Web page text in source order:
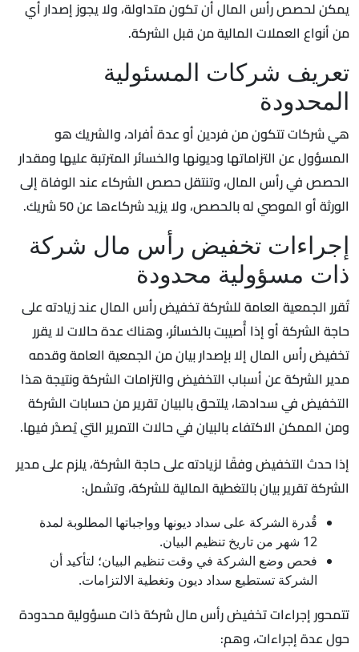
يمكن لحصص رأس المال أن تكون متداولة، ولا يجوز إصدار أي
من أنواع العملات المالية من قبل الشركة.
تعريف شركات المسئولية
المحدودة
هي شركات تتكون من فردين أو عدة أفراد، والشريك هو
المسؤول عن التزاماتها وديونها والخسائر المترتبة عليها ومقدار
الحصص في رأس المال، وتنتقل حصص الشركاء عند الوفاة إلى
الورثة أو الموصي له بالحصص، ولا يزيد شركاءها عن 50 شريك.
إجراءات تخفيض رأس مال شركة
ذات مسؤولية محدودة
تُقرر الجمعية العامة للشركة تخفيض رأس المال عند زيادته على
حاجة الشركة أو إذا أُصيبت بالخسائر، وهناك عدة حالات لا يقرر
تخفيض رأس المال إلا بإصدار بيان من الجمعية العامة وقدمه
مدير الشركة عن أسباب التخفيض والتزامات الشركة ونتيجة هذا
التخفيض في سدادها، يلتحق بالبيان تقرير من حسابات الشركة
ومن الممكن الاكتفاء بالبيان في حالات التمرير التي يُصدْر فيها.
إذا حدث التخفيض وفقًا لزيادته على حاجة الشركة، يلزم على مدير
الشركة تقرير بيان بالتغطية المالية للشركة، وتشمل:
قُدرة الشركة على سداد ديونها وواجباتها المطلوبة لمدة
12 شهر من تاريخ تنظيم البيان.
فحص وضع الشركة في وقت تنظيم البيان؛ لتأكيد أن
الشركة تستطيع سداد ديون وتغطية الالتزامات.
تتمحور إجراءات تخفيض رأس مال شركة ذات مسؤولية محدودة
حول عدة إجراءات، وهم: